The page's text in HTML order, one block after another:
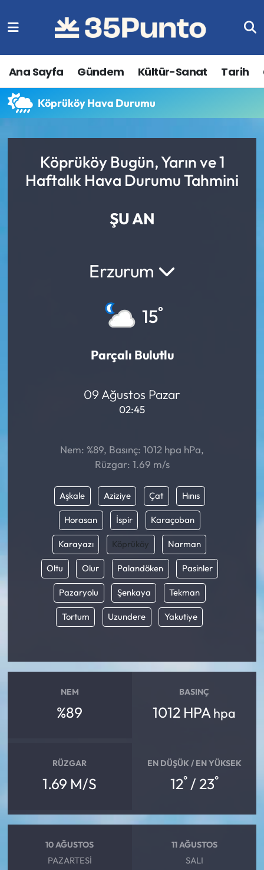
Ana Sayfa Gündem Kültür-Sanat Tarih
Köprüköy Hava Durumu
Köprüköy Bugün, Yarın ve 1
Haftalık Hava Durumu Tahmini
ŞU AN
Erzurum
15°
Parçalı Bulutlu
09 Ağustos Pazar
02:45
Nem: %89, Basınç: 1012 hpa hPa,
Rüzgar: 1.69 m/s
Aşkale Aziziye Çat Hınıs
Horasan İspir Karaçoban
Karayazı Köprüköy Narman
Oltu Olur Palandöken Pasinler
Pazaryolu Şenkaya Tekman
Tortum Uzundere Yakutiye
NEM
%89
BASINÇ
1012 HPA hpa
RÜZGAR
1.69 M/S
EN DÜŞÜK / EN YÜKSEK
12°/ 23°
10 AĞUSTOS
PAZARTESI
11 AĞUSTOS
SALI